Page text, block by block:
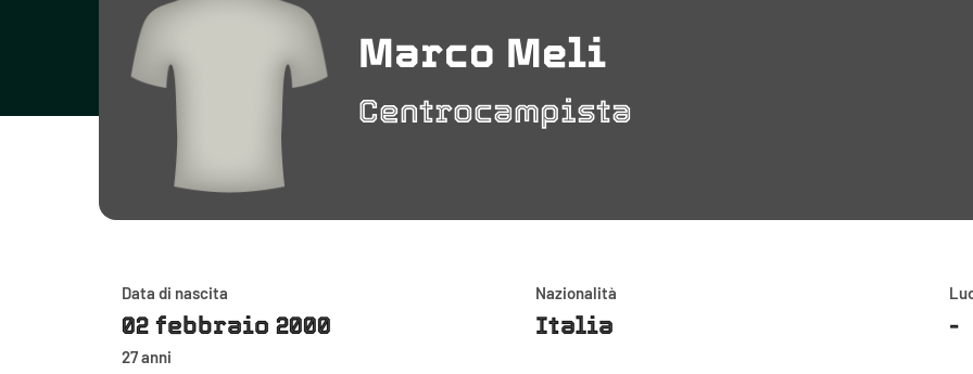
Marco Meli
Centrocampista
Data di nascita
02 febbraio 2000
27 anni
Nazionalità
Italia -